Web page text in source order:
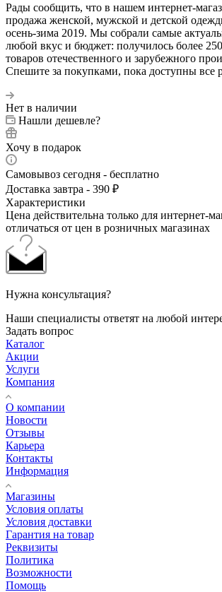
Рады сообщить, что в нашем интернет-
продажа женской, мужской и детской
осень-зима 2019. Мы собрали самые
любой вкус и бюджет: получилось более
товаров отечественного и зарубежного
Спешите за покупками, пока доступны все
Нет в наличии
Нашли дешевле?
Хочу в подарок
Самовывоз сегодня - бесплатно
Доставка завтра - 390 ₽
Характеристики
Цена действительна только для интернет-
отличаться от цен в розничных магазинах
Нужна консультация?
Наши специалисты ответят на любой
Задать вопрос
Каталог
Акции
Услуги
Компания
О компании
Новости
Отзывы
Карьера
Контакты
Информация
Магазины
Условия оплаты
Условия доставки
Гарантия на товар
Реквизиты
Политика
Возможности
Помощь